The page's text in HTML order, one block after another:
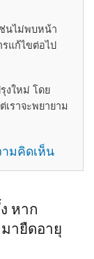
นไม่พบหน้า
รแก้ไขต่อไป
งใหม่ โดย
ราจะพยายาม
มคิดเห็น
หาก
ายืดอายุ